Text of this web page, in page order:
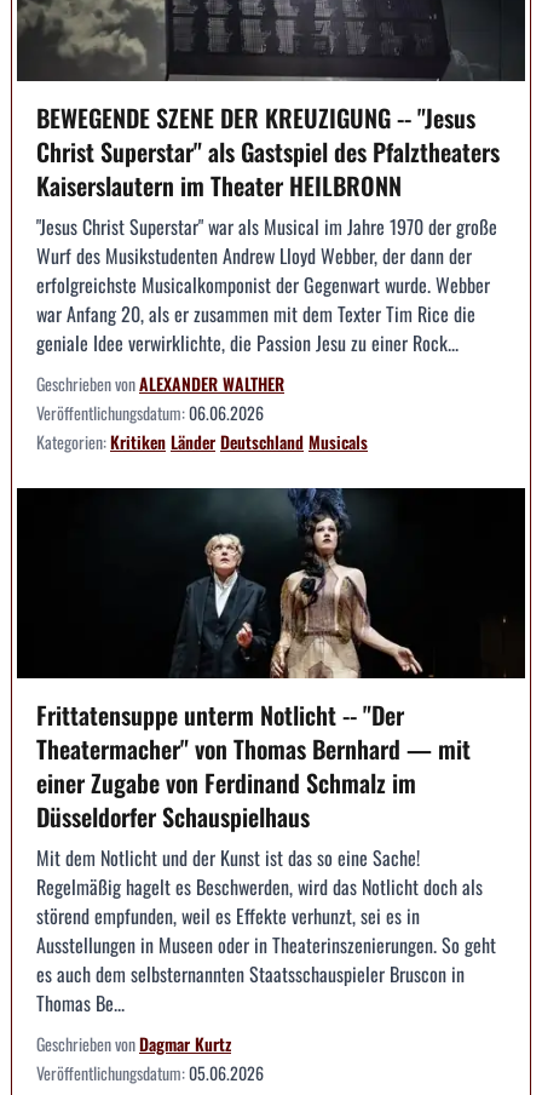
BEWEGENDE SZENE DER KREUZIGUNG -- "Jesus
Christ Superstar" als Gastspiel des Pfalztheaters
Kaiserslautern im Theater HEILBRONN
"Jesus Christ Superstar" war als Musical im Jahre 1970 der große
Wurf des Musikstudenten Andrew Lloyd Webber, der dann der
erfolgreichste Musicalkomponist der Gegenwart wurde. Webber
war Anfang 20, als er zusammen mit dem Texter Tim Rice die
geniale Idee verwirklichte, die Passion Jesu zu einer Rock...
Geschrieben vonALEXANDER WALTHER
Veröffentlichungsdatum:06.06.2026
Kategorien:KritikenLänderDeutschlandMusicals
Frittatensuppe unterm Notlicht -- "Der
Theatermacher" von Thomas Bernhard — mit
einer Zugabe von Ferdinand Schmalz im
Düsseldorfer Schauspielhaus
Mit dem Notlicht und der Kunst ist das so eine Sache!
Regelmäßig hagelt es Beschwerden, wird das Notlicht doch als
störend empfunden, weil es Effekte verhunzt, sei es in
Ausstellungen in Museen oder in Theaterinszenierungen. So geht
es auch dem selbsternannten Staatsschauspieler Bruscon in
Thomas Be...
Geschrieben vonDagmar Kurtz
Veröffentlichungsdatum:05.06.2026